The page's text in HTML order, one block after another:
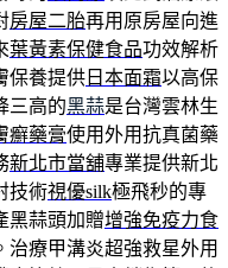
房屋二胎再用原房屋向進
葉黃素保健食品功效解析
保養提供 日本面霜以高保
三高的黑蒜是台灣雲林生
癬藥膏使用外用抗真菌藥
新北市當舖專業提供新北
技術視優silk極飛秒的專
黑蒜頭加贈增強免疫力食
療甲溝炎超強救星外用